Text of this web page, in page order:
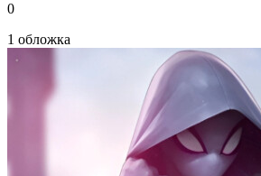
0
1 обложка